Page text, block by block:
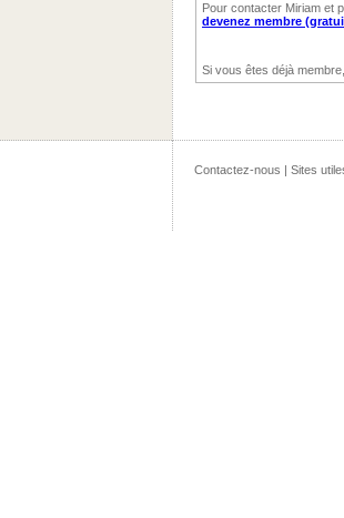
Pour contacter Miriam et
devenez membre
Si vous êtes déjà
Contactez-nous | Sites